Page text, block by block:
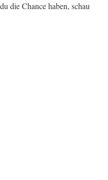
die Chance haben, schau